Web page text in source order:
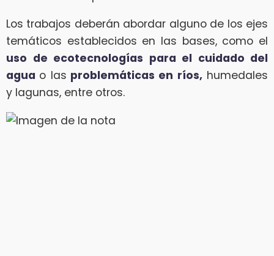
Los trabajos deberán abordar alguno de los ejes
temáticos establecidos en las bases, como el
uso de ecotecnologías para el cuidado del
agua o las problemáticas en ríos,humedales
y lagunas, entre otros.